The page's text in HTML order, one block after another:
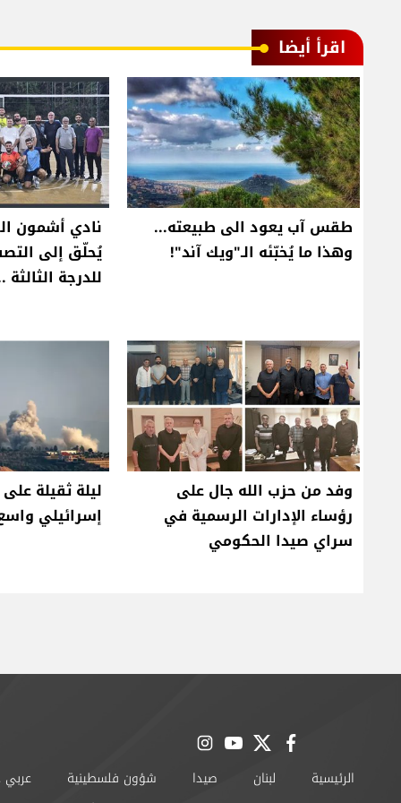
اقرأ أيضا
طقس آب يعود الى طبيعته...
وهذا ما يُخبّئه الـ"ويك آند"!
نادي أشمون
يُحلّق إلى
للدرجة
وفد من حزب الله جال على
رؤساء الإدارات الرسمية في
سراي صيدا الحكومي
ليلة ثقيلة
إسرائيلي
facebook
twitter
youtube
instagram
الرئيسية لبنان صيدا شؤون فلسطينية